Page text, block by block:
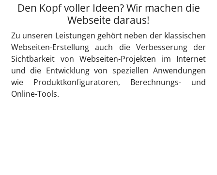
Den Kopf voller Ideen? Wir machen die
Webseite daraus!
Zu unseren Leistungen gehört neben der klassischen
Webseiten-Erstellung auch die Verbesserung der
Sichtbarkeit von Webseiten-Projekten im Internet
und die Entwicklung von speziellen Anwendungen
wie Produktkonfiguratoren, Berechnungs- und
Online-Tools.